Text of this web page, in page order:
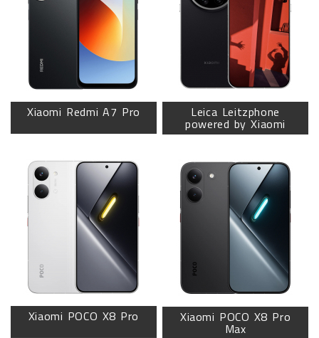
Xiaomi Redmi A7 Pro Leica Leitzphone
powered by Xiaomi
Xiaomi POCO X8 Pro Xiaomi POCO X8 Pro
Max